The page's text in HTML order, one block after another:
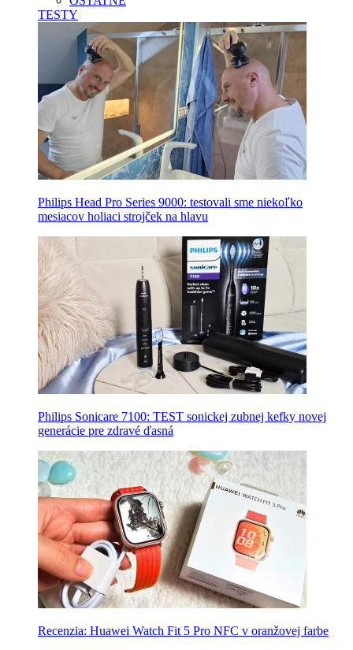
TESTY
Philips Head Pro Series 9000: testovali sme niekoľko
mesiacov holiaci strojček na hlavu
Philips Sonicare 7100: TEST sonickej zubnej kefky novej
generácie pre zdravé ďasná
Recenzia: Huawei Watch Fit 5 Pro NFC v oranžovej farbe